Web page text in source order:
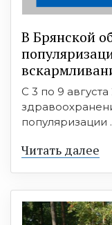
В Брянской
С 3 по 9
популяризации
Читать далее